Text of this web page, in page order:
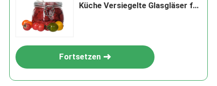
Küche Versiegelte Glasgläser für
Fortsetzen